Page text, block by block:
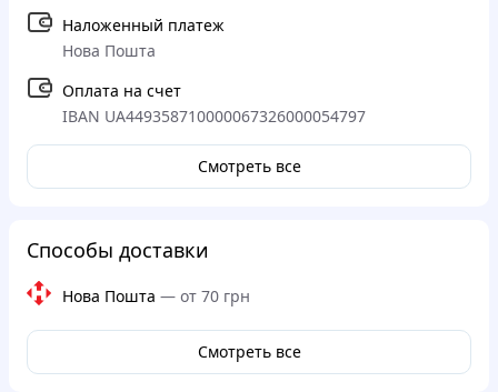
Наложенный платеж
Нова Пошта
Оплата на счет
IBAN UA449358710000067326000054797
Смотреть все
Способы доставки
Нова Пошта — от 70 грн
Смотреть все